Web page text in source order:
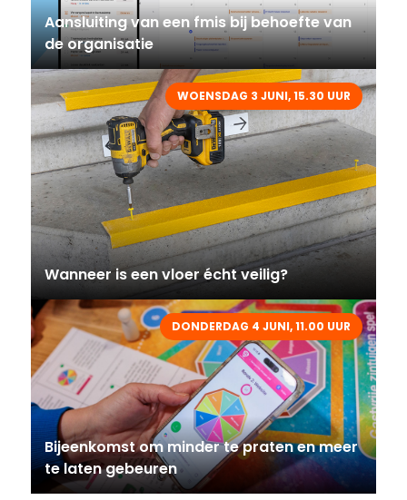
Aansluiting van een fmis bij behoefte van
de organisatie
WOENSDAG 3 JUNI, 15.30 UUR
Wanneer is een vloer écht veilig?
DONDERDAG 4 JUNI, 11.00 UUR
Bijeenkomst om minder te praten en meer
te laten gebeuren